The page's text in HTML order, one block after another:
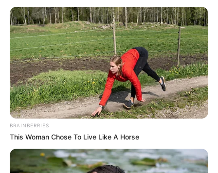
TEMAS RELACIONADOS
HURTO GREEICY RENDÓN
MIKE BAHÍA
ALERTA PAISA
RCN RADIO POLICÍA
MANTÉNGASE EN ALERTA
Tenemos todas las noticias que le
favor, active las notificaciones de Alerta.
ACTIVAR AHORA
BRAINBERRIES
This Woman Chose To Live Like A Horse